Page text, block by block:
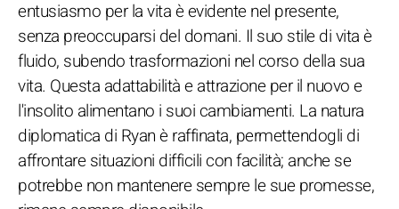
entusiasmo per la vita è evidente nel presente,
senza preoccuparsi del domani. Il suo stile di vita è
fluido, subendo trasformazioni nel corso della sua
vita. Questa adattabilità e attrazione per il nuovo e
l'insolito alimentano i suoi cambiamenti. La natura
diplomatica di Ryan è raffinata, permettendogli di
affrontare situazioni difficili con facilità; anche se
potrebbe non mantenere sempre le sue promesse,